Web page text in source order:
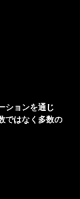
ションを通じ
ではなく多数の